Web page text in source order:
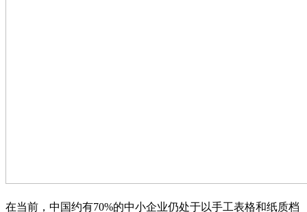
在当前，中国约有70%的中小企业仍处于以手工表格和纸质档